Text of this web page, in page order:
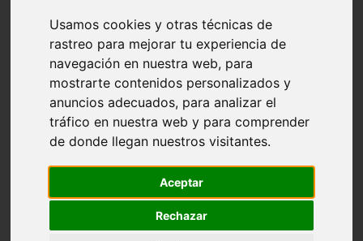
Usamos cookies y otras técnicas de
rastreo para mejorar tu experiencia de
navegación en nuestra web, para
mostrarte contenidos personalizados y
anuncios adecuados, para analizar el
tráfico en nuestra web y para comprender
de donde llegan nuestros visitantes.
Aceptar
Rechazar
Málaga - júzcar
Huesca - alquézar
Huesca - castejón-de-sos
Lleida - alt-àneu
Córdoba - almedinilla
Navarra - zangoza
Cantabria - arenas-de-iguña
Barcelona - la-pobla-de-lillet
Murcia - cartagena
Madrid - nuevo-baztán